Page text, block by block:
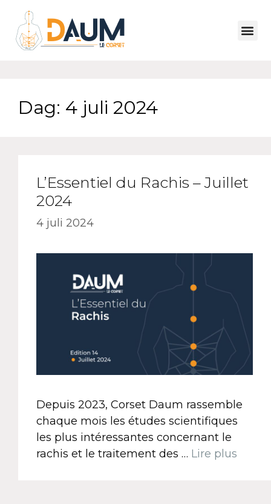
Dag: 4 juli 2024
L’Essentiel du Rachis – Juillet
2024
4 juli 2024
Depuis 2023, Corset Daum rassemble
chaque mois les études scientifiques
les plus intéressantes concernant le
rachis et le traitement des … Lire plus